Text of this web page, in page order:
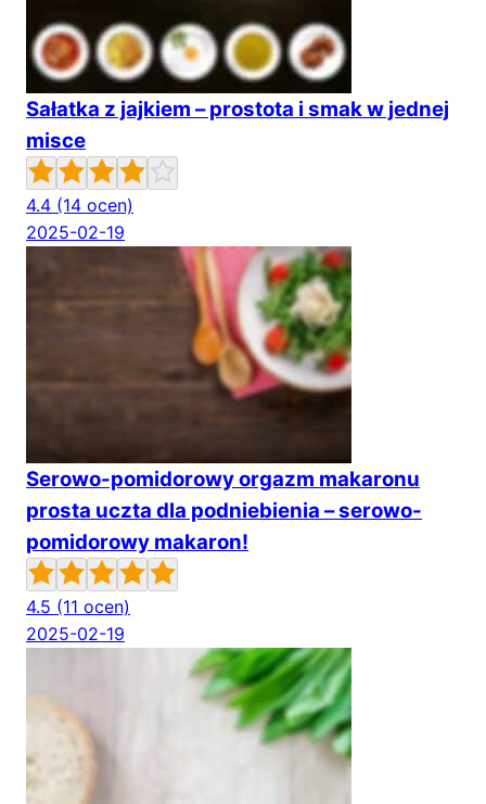
Sałatka z jajkiem – prostota i smak w jednej
misce
4.4 (14 ocen)
2025-02-19
Serowo-pomidorowy orgazm makaronu
prosta uczta dla podniebienia – serowo-
pomidorowy makaron!
4.5 (11 ocen)
2025-02-19